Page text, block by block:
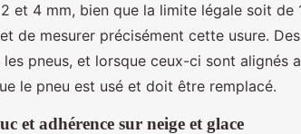
et 4 mm, bien que la limite légale soit de
de mesurer précisément cette usure.
pneus, et lorsque ceux-ci sont alignés
le pneu est usé et doit être remplacé.
et adhérence sur neige et glace